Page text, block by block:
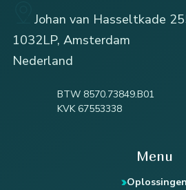
Johan van Hasseltkade
1032LP, Amsterdam
Nederland
BTW 8570.73849.B01
KVK 67553338
Menu
Oplossingen